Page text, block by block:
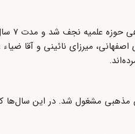
پس از گذراندن دروس سطح و مقدمات، در
میرزای نائینی و آقا ضیاء
مذهبی مشغول شد. در این سال‌ها